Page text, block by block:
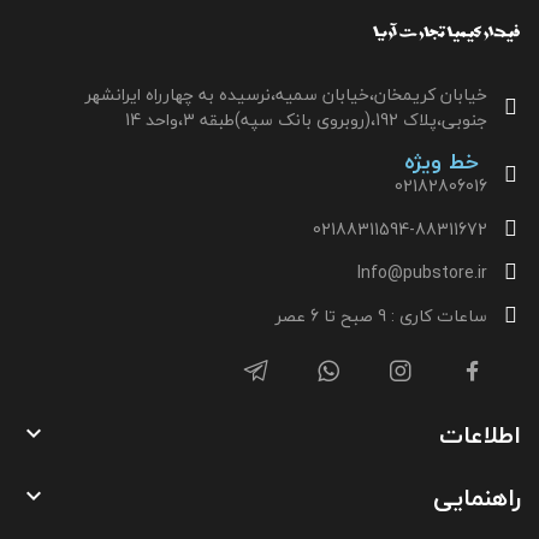
خیابان کریمخان،خیابان سمیه،نرسیده به چهارراه ایرانشهر
جنوبی،پلاک 192،(روبروی بانک سپه)طبقه 3،واحد 14
خط ویژه
02182806016
02188311594-88311672
Info@pubstore.ir
ساعات کاری : 9 صبح تا 6 عصر
اطلاعات 
راهنمایی 